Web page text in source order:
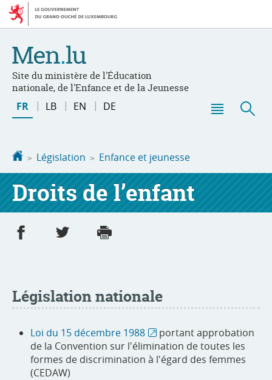
Aller
navigation
Aller
au
Site du ministère de l'Éducation
nationale, de l'Enfance et de la Jeunesse
Changer
de
FR LB EN DE
Accueil
Législation Enfance et jeunesse
Droits de l’enfant
Partager sur Facebook
Partager sur Twitter
Législation nationale
Loi du 15 décembre 1988
portant approbation
de la Convention sur l'élimination de toutes les
formes de discrimination à l'égard des femmes
(CEDAW)